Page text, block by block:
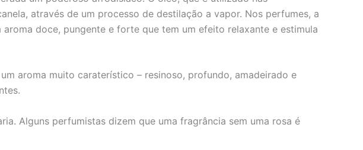
através de um processo de destilação a vapor. Nos perfumes, a
doce, pungente e forte que tem um efeito relaxante e estimula
aroma muito caraterístico – resinoso, profundo, amadeirado e
Alguns perfumistas dizem que uma fragrância sem uma rosa é